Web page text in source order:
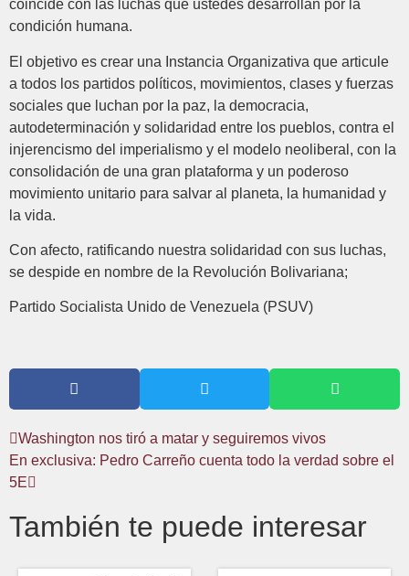
coincide con las luchas que ustedes desarrollan por la
condición humana.
El objetivo es crear una Instancia Organizativa que articule
a todos los partidos políticos, movimientos, clases y fuerzas
sociales que luchan por la paz, la democracia,
autodeterminación y solidaridad entre los pueblos, contra el
injerencismo del imperialismo y el modelo neoliberal, con la
consolidación de una gran plataforma y un poderoso
movimiento unitario para salvar al planeta, la humanidad y
la vida.
Con afecto, ratificando nuestra solidaridad con sus luchas,
se despide en nombre de la Revolución Bolivariana;
Partido Socialista Unido de Venezuela (PSUV)
Washington nos tiró a matar y seguiremos vivos
En exclusiva: Pedro Carreño cuenta todo la verdad sobre el
5E
También te puede interesar